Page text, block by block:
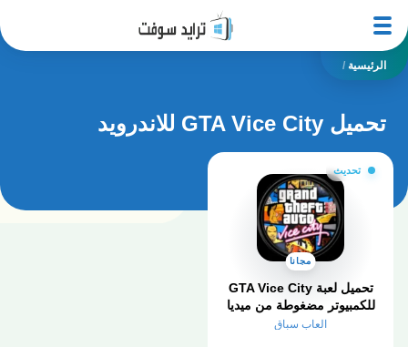
الرئيسية /
تحميل GTA Vice City للاندرويد
تحديث
مجانا
تحميل لعبة GTA Vice City
للكمبيوتر مضغوطة من ميديا
فاير
العاب سباق